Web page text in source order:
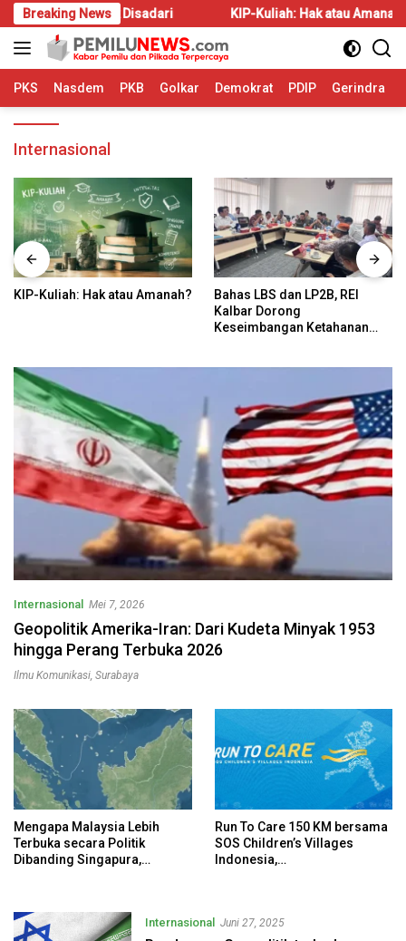
Langsung
ke
konten
Breaking News
Sering Tidak Disadari KIP-Kuliah: Hak atau Amanah?
PKS Nasdem PKB Golkar Demokrat PDIP Gerindra
Internasional
KIP-Kuliah: Hak atau Amanah?
Bahas LBS dan LP2B, REI
Kalbar Dorong
Keseimbangan Ketahanan
Internasional Mei 7, 2026
Geopolitik Amerika-Iran: Dari Kudeta Minyak 1953
hingga Perang Terbuka 2026
Ilmu Komunikasi, Surabaya
Mengapa Malaysia Lebih
Terbuka secara Politik
Dibanding Singapura,
Run To Care 150 KM bersama
SOS Children’s Villages
Indonesia,
Internasional Juni 27, 2025